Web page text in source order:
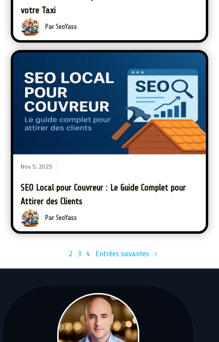
votre Taxi
Par SeoYass
Nov 5, 2025
SEO Local pour Couvreur : Le Guide Complet pour
Attirer des Clients
Par SeoYass
2 3 4 Entrées suivantes